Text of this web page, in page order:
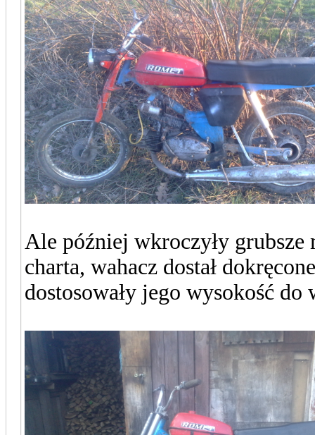
Ale później wkroczyły
charta, wahacz dostał
dostosowały jego wysokość